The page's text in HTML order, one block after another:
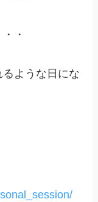
・
ような日にな